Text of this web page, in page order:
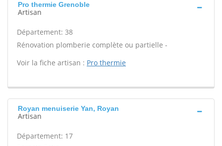
Pro thermie Grenoble
Artisan
Département: 38
Rénovation plomberie complète ou partielle -
Voir la fiche artisan : Pro thermie
Royan menuiserie Yan, Royan
Artisan
Département: 17